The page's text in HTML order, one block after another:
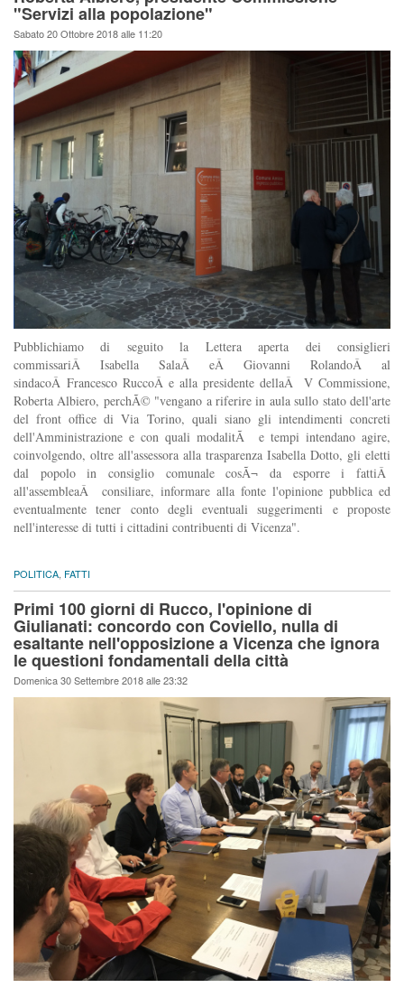
"Servizi alla popolazione"
Sabato 20 Ottobre 2018 alle 11:20
Pubblichiamo di seguito la Lettera aperta dei consiglieri
commissariÂ Isabella SalaÂ eÂ Giovanni RolandoÂ al
sindacoÂ Francesco RuccoÂ e alla presidente dellaÂ V Commissione,
Roberta Albiero, perchÃ© "vengano a riferire in aula sullo stato dell'arte
del front office di Via Torino, quali siano gli intendimenti concreti
dell'Amministrazione e con quali modalitÃ e tempi intendano agire,
coinvolgendo, oltre all'assessora alla trasparenza Isabella Dotto, gli eletti
dal popolo in consiglio comunale cosÃ¬ da esporre i fattiÂ
all'assembleaÂ consiliare, informare alla fonte l'opinione pubblica ed
eventualmente tener conto degli eventuali suggerimenti e proposte
nell'interesse di tutti i cittadini contribuenti di Vicenza".
POLITICA FATTI
Primi 100 giorni di Rucco, l'opinione di
Giulianati: concordo con Coviello, nulla di
esaltante nell'opposizione a Vicenza che ignora
le questioni fondamentali della città
Domenica 30 Settembre 2018 alle 23:32